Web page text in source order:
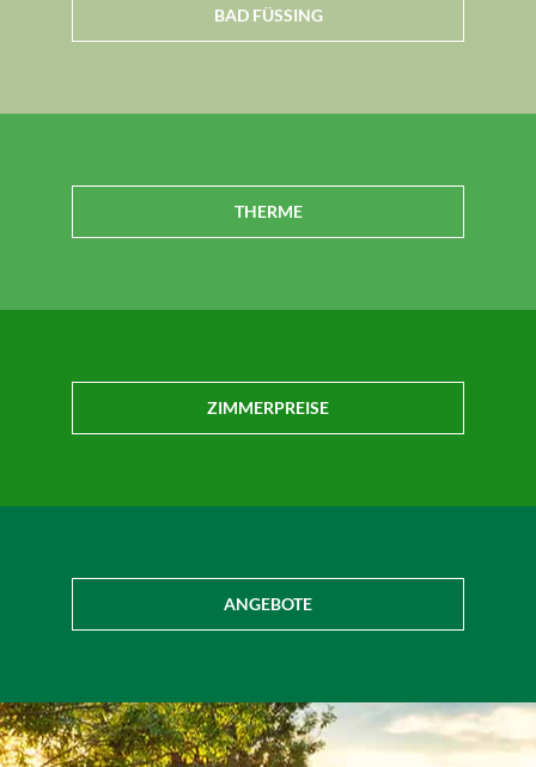
BAD FÜSSING
THERME
ZIMMERPREISE
ANGEBOTE